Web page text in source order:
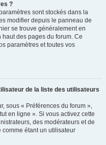
?
sont stockés dans la
modifier depuis le panneau de
se trouve généralement en
des pages du forum. Ce
paramètres et toutes vos
de la liste des utilisateurs
sous « Préférences du forum »,
en ligne ». Si vous activez cette
des modérateurs et de
étant un utilisateur